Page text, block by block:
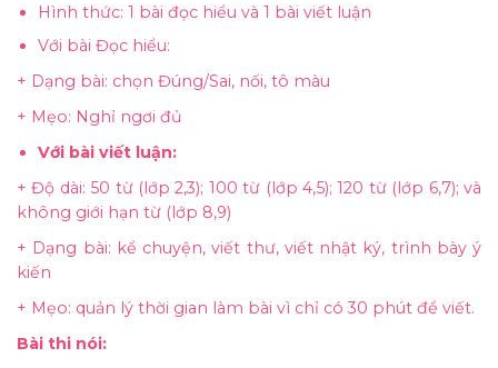
Hình thức: 1 bài đọc hiểu và 1 bài viết luận
Với bài Đọc hiểu:
+ Dạng bài: chọn Đúng/Sai, nối, tô màu
+ Mẹo: Nghỉ ngơi đủ
Với bài viết luận:
+ Độ dài: 50 từ (lớp 2,3); 100 từ (lớp 4,5); 120 từ (lớp 6,7); và
không giới hạn từ (lớp 8,9)
+ Dạng bài: kể chuyện, viết thư, viết nhật ký, trình bày ý
kiến
+ Mẹo: quản lý thời gian làm bài vì chỉ có 30 phút để viết.
Bài thi nói: